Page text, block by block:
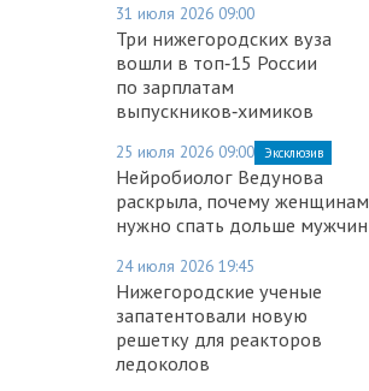
31 июля 2026 09:00
Три нижегородских вуза
вошли в топ‑15 России
по зарплатам
выпускников‑химиков
25 июля 2026 09:00 Эксклюзив
Нейробиолог Ведунова
раскрыла, почему женщинам
нужно спать дольше мужчин
24 июля 2026 19:45
Нижегородские ученые
запатентовали новую
решетку для реакторов
ледоколов